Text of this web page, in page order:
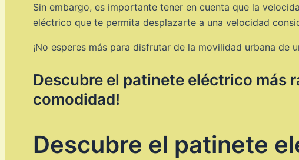
Sin embargo, es importante tener en cuenta que la
eléctrico que te permita desplazarte a una velocidad
¡No esperes más para disfrutar de la movilidad urbana de
Descubre el patinete eléctrico más
comodidad!
Descubre el patinete